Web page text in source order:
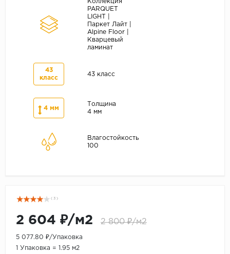
Коллекция
PARQUET
LIGHT |
Паркет Лайт |
Alpine Floor |
Кварцевый
ламинат
43
класс
43 класс
4 мм
Толщина
4 мм
Влагостойкость
100
( 3 )
2 604 ₽/м2 2 800 ₽/м2
5 077.80 ₽/Упаковка
1 Упаковка = 1.95 м2